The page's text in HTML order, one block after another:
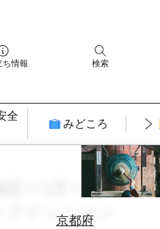
ち情報 検索
全
みどころ
京都府
設 × 4月 × ツア
ファッション